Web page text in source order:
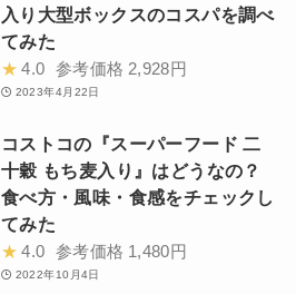
入り大型ボックスのコスパを調べ
てみた
★ 4.0 参考価格 2,928円
2023年4月22日
コストコの『スーパーフード 二
十穀 もち麦入り』はどうなの？
食べ方・風味・食感をチェックし
てみた
★ 4.0 参考価格 1,480円
2022年10月4日